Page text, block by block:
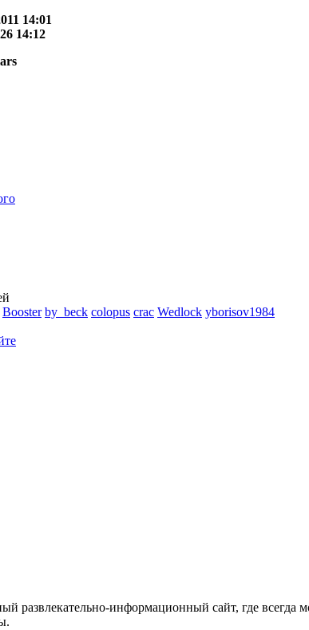
14:01
14:12
Booster by_beck colopus crac Wedlock yborisov1984
развлекательно-информационный сайт, где